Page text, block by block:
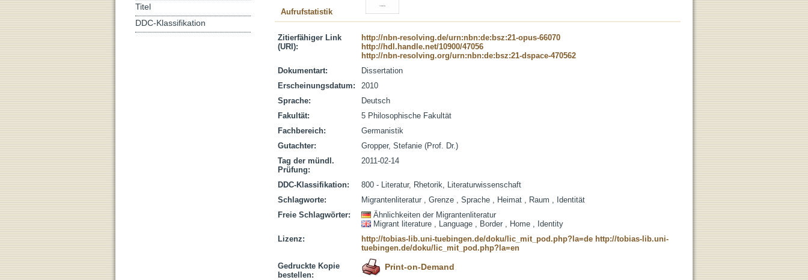
Aufrufstatistik
Zitierfähiger Link
(URI):
http://nbn-resolving.de/urn:nbn:de:bsz:21-opus-66070
http://hdl.handle.net/10900/47056
http://nbn-resolving.org/urn:nbn:de:bsz:21-dspace-470562
Dokumentart:
Dissertation
Erscheinungsdatum:
2010
Sprache:
Deutsch
Fakultät:
5 Philosophische Fakultät
Fachbereich:
Germanistik
Gutachter:
Gropper, Stefanie (Prof. Dr.)
Tag der mündl.
Prüfung:
2011-02-14
DDC-Klassifikation:
800 - Literatur, Rhetorik, Literaturwissenschaft
Schlagworte:
Migrantenliteratur , Grenze , Sprache , Heimat , Raum , Identität
Freie Schlagwörter:
Ähnlichkeiten der Migrantenliteratur
Migrant literature , Language , Border , Home , Identity
Lizenz:
http://tobias-lib.uni-tuebingen.de/doku/lic_mit_pod.php?la=de http://tobias-lib.uni-
tuebingen.de/doku/lic_mit_pod.php?la=en
Gedruckte Kopie
bestellen:
Print-on-Demand
Titel
DDC-Klassifikation